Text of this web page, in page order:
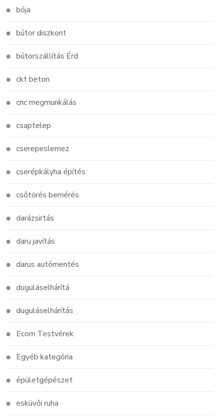
bója
bútor diszkont
bútorszállítás Érd
ckt beton
cnc megmunkálás
csaptelep
cserepeslemez
cserépkályha építés
csőtörés bemérés
darázsirtás
daru javítás
darus autómentés
duguláselhárítá
duguláselhárítás
Ecom Testvérek
Egyéb kategória
épületgépészet
esküvői ruha